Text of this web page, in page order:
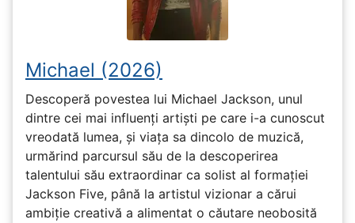
Michael (2026)
Descoperă povestea lui Michael Jackson, unul
dintre cei mai influenți artiști pe care i-a cunoscut
vreodată lumea, și viața sa dincolo de muzică,
urmărind parcursul său de la descoperirea
talentului său extraordinar ca solist al formației
Jackson Five, până la artistul vizionar a cărui
ambiție creativă a alimentat o căutare neobosită